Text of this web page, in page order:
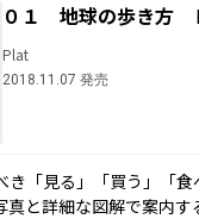
０１ 地球の歩き方
Plat
2018.11.07 発売
き「見る」「買う」「
真と詳細な図解で案内す